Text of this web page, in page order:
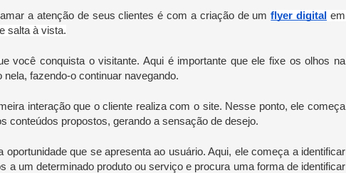
a atenção de seus clientes é com a criação de um flyer digital
salta à vista.
você conquista o visitante. Aqui é importante que ele fixe os olhos na
fazendo-o continuar navegando.
interação que o cliente realiza com o site. Nesse ponto, ele começa
conteúdos propostos, gerando a sensação de desejo.
oportunidade que se apresenta ao usuário. Aqui, ele começa a identificar
a um determinado produto ou serviço e procura uma forma de identificar